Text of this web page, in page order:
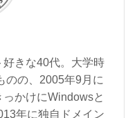
きな40代。大学時
のの、2005年9月に
かけにWindowsと
年に独自ドメイン